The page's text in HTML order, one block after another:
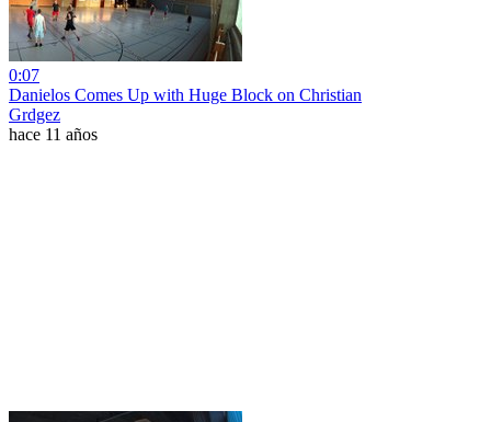
0:07
Danielos Comes Up with Huge Block on Christian
Grdgez
hace 11 años